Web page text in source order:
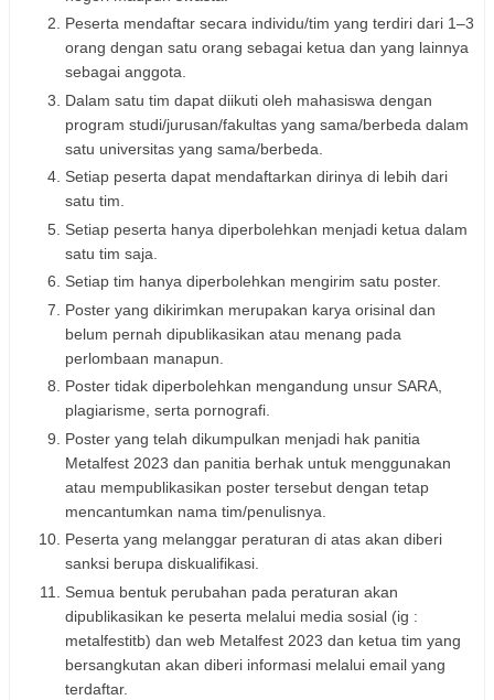
Peserta mendaftar secara individu/tim yang terdiri dari 1–3
orang dengan satu orang sebagai ketua dan yang lainnya
sebagai anggota.
Dalam satu tim dapat diikuti oleh mahasiswa dengan
program studi/jurusan/fakultas yang sama/berbeda dalam
satu universitas yang sama/berbeda.
Setiap peserta dapat mendaftarkan dirinya di lebih dari
satu tim.
Setiap peserta hanya diperbolehkan menjadi ketua dalam
satu tim saja.
Setiap tim hanya diperbolehkan mengirim satu poster.
Poster yang dikirimkan merupakan karya orisinal dan
belum pernah dipublikasikan atau menang pada
perlombaan manapun.
Poster tidak diperbolehkan mengandung unsur SARA,
plagiarisme, serta pornografi.
Poster yang telah dikumpulkan menjadi hak panitia
Metalfest 2023 dan panitia berhak untuk menggunakan
atau mempublikasikan poster tersebut dengan tetap
mencantumkan nama tim/penulisnya.
Peserta yang melanggar peraturan di atas akan diberi
sanksi berupa diskualifikasi.
Semua bentuk perubahan pada peraturan akan
dipublikasikan ke peserta melalui media sosial (ig :
metalfestitb) dan web Metalfest 2023 dan ketua tim yang
bersangkutan akan diberi informasi melalui email yang
terdaftar.